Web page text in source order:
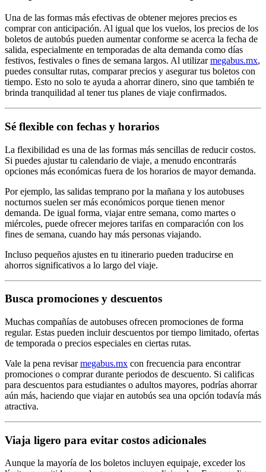
Una de las formas más efectivas de obtener mejores precios es
comprar con anticipación. Al igual que los vuelos, los precios de los
boletos de autobús pueden aumentar conforme se acerca la fecha de
salida, especialmente en temporadas de alta demanda como días
festivos, festivales o fines de semana largos. Al utilizarmegabus.mx,
puedes consultar rutas, comparar precios y asegurar tus boletos con
tiempo. Esto no solo te ayuda a ahorrar dinero, sino que también te
brinda tranquilidad al tener tus planes de viaje confirmados.
Sé flexible con fechas y horarios
La flexibilidad es una de las formas más sencillas de reducir costos.
Si puedes ajustar tu calendario de viaje, a menudo encontrarás
opciones más económicas fuera de los horarios de mayor demanda.
Por ejemplo, las salidas temprano por la mañana y los autobuses
nocturnos suelen ser más económicos porque tienen menor
demanda. De igual forma, viajar entre semana, como martes o
miércoles, puede ofrecer mejores tarifas en comparación con los
fines de semana, cuando hay más personas viajando.
Incluso pequeños ajustes en tu itinerario pueden traducirse en
ahorros significativos a lo largo del viaje.
Busca promociones y descuentos
Muchas compañías de autobuses ofrecen promociones de forma
regular. Estas pueden incluir descuentos por tiempo limitado, ofertas
de temporada o precios especiales en ciertas rutas.
Vale la pena revisarmegabus.mx con frecuencia para encontrar
promociones o comprar durante periodos de descuento. Si calificas
para descuentos para estudiantes o adultos mayores, podrías ahorrar
aún más, haciendo que viajar en autobús sea una opción todavía más
atractiva.
Viaja ligero para evitar costos adicionales
Aunque la mayoría de los boletos incluyen equipaje, exceder los